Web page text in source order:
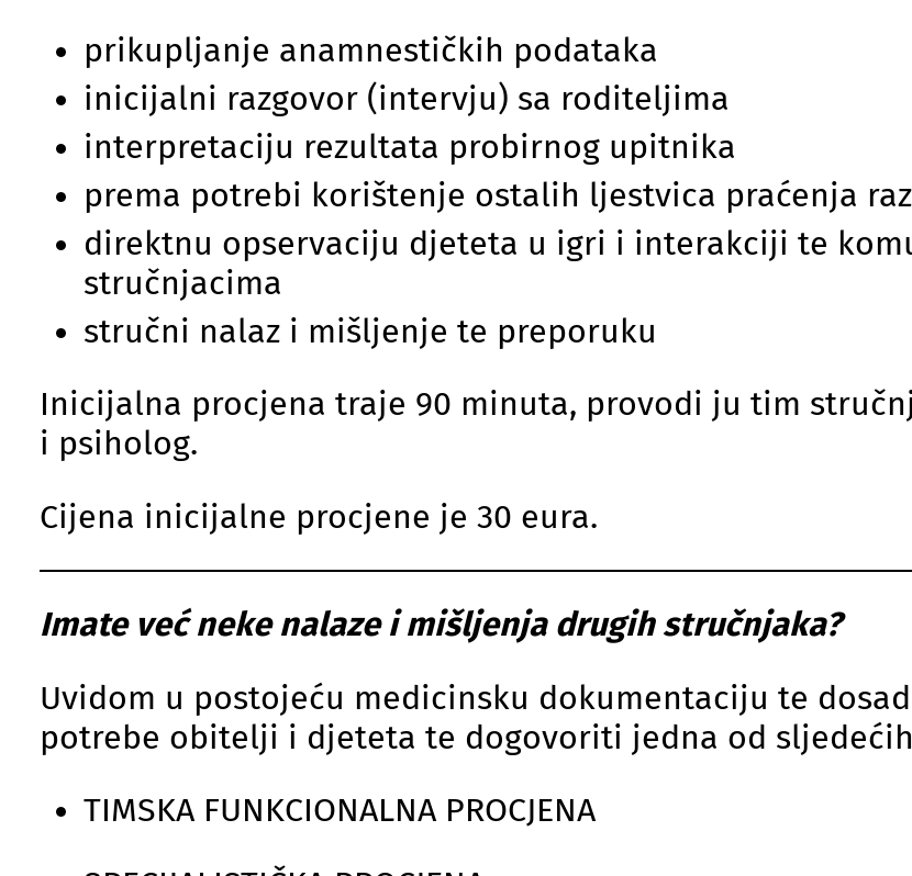
prikupljanje anamnestičkih podataka
inicijalni razgovor (intervju) sa roditeljima
interpretaciju rezultata probirnog upitnika
prema potrebi korištenje ostalih ljestvica praćenja
direktnu opservaciju djeteta u igri i interakciji te
stručnjacima
stručni nalaz i mišljenje te preporuku
Inicijalna procjena traje 90 minuta, provodi ju tim
i psiholog.
Cijena inicijalne procjene je 30 eura.
Imate već neke nalaze i mišljenja drugih stručnjaka?
Uvidom u postojeću medicinsku dokumentaciju te
potrebe obitelji i djeteta te dogovoriti jedna od
TIMSKA FUNKCIONALNA PROCJENA